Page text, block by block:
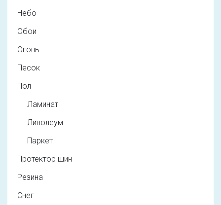
Небо
Обои
Огонь
Песок
Пол
Ламинат
Линолеум
Паркет
Протектор шин
Резина
Снег